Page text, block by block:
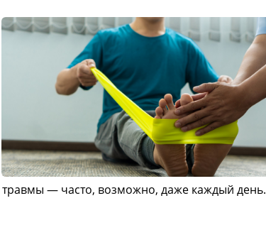
травмы — часто, возможно, даже каждый день.